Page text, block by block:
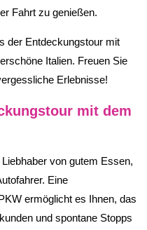
Fahrt zu genießen.
der Entdeckungstour mit
Italien. Freuen Sie
Erlebnisse!
mit dem
von gutem Essen,
Eine
ermöglicht es Ihnen, das
und spontane Stopps